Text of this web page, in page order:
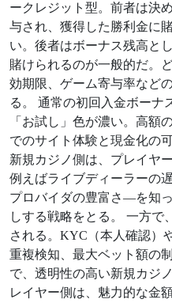
ークレジット型。前者は決
与され、獲得した勝利金に
い。後者はボーナス残高と
賭けられるのが一般的だ。
効期限、ゲーム寄与率など
る。 通常の初回入金ボーナ
「お試し」色が濃い。高額
でのサイト体験と現金化の
新規カジノ側は、プレイヤ
例えばライブディーラーの
プロバイダの豊富さ—を知
しする戦略をとる。 一方で
される。KYC（本人確認）
重複検知、最大ベット額の
で、透明性の高い新規カジ
レイヤー側は、魅力的な金